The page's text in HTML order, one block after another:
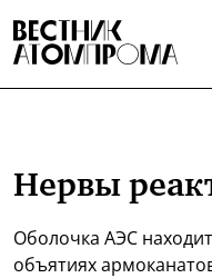
Нервы
Оболочка АЭС
объятиях